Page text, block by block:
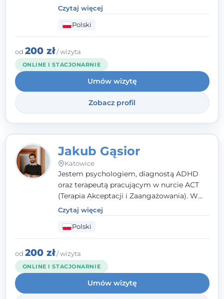
poznawczo-behawioralnej (CBT), a także na
podejściu skoncentrowanym na
rozwiązaniach (TSR) oraz Racjonalnej
Terapii Zachowania (RTZ). Dużą wagę
przykładam do relacji opartej na empatii,
poczuciu bezpieczeństwa i wzajemnym
zrozumieniu.
Czytaj więcej
Polski
od 200 zł/ wizyta
ONLINE I STACJONARNIE
Umów wizytę
Zobacz profil
Jakub Gąsior
Katowice
Jestem psychologiem, diagnostą ADHD
oraz terapeutą pracującym w nurcie ACT
(Terapia Akceptacji i Zaangażowania). W
kontakcie z pacjentem najważniejsze są dla
mnie serdeczność, zrozumienie i atmosfera
pełna ciepła. Wierzę, że skuteczna terapia
to wspólne działanie - razem tworzymy
zespół, który szuka rozwiązań.
Czytaj więcej
Polski
od 200 zł/ wizyta
ONLINE I STACJONARNIE
Umów wizytę